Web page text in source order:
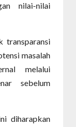
nilai-nilai
transparansi
masalah
melalui
sebelum
diharapkan